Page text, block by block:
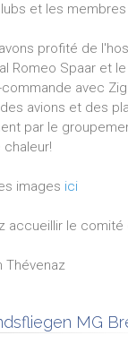
et les
profité de
Romeo Spaar et
avec
avions et des
par le
chaleur!
images ici
accueillir le
Thévenaz
MG